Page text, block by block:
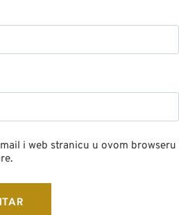
i web stranicu u ovom browseru